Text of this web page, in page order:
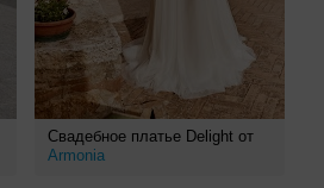
Свадебное платье Delight от
Armonia